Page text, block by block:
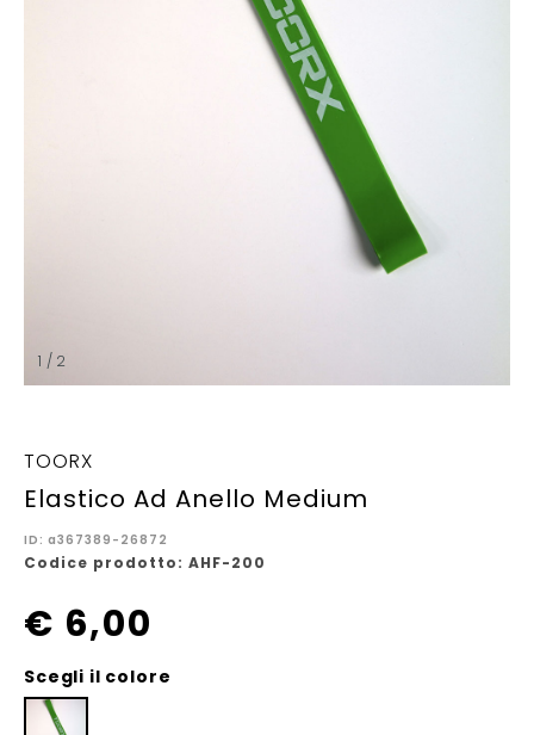
1 / 2
TOORX
Elastico Ad Anello Medium
ID: a367389-26872
Codice prodotto: AHF-200
€ 6,00
Scegli il colore